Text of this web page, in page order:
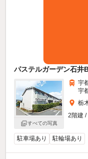
パステルガーデン石井
すべての写真
宇
宇
栃
2階建 /
駐車場あり 駐輪場あり